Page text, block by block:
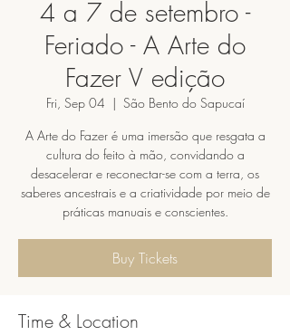
4 a 7 de setembro -
Feriado - A Arte do
Fazer V edição
Fri, Sep 04
  |
São Bento do Sapucaí
A Arte do Fazer é uma imersão que resgata a
cultura do feito à mão, convidando a
desacelerar e reconectar-se com a terra, os
saberes ancestrais e a criatividade por meio de
práticas manuais e conscientes.
Buy Tickets
Time & Location